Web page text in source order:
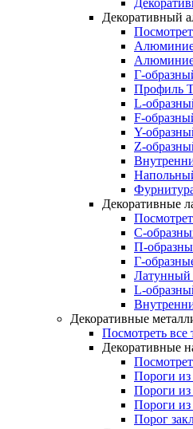
Декоративный
Г-
Профиль
L-
F-
Y-
Z-
Декоративные
C-
П-
Г-
Латунный
L-
Декоративные
Посмотреть все
Декоративные
Пороги
Пороги
Пороги
Порог